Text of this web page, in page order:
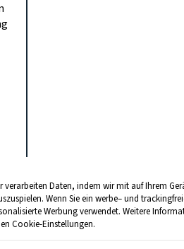
benötigen, finden Sie
die schönsten Seiten
einem
Abo-Preis
frei wählen.
SICHERN
verarbeiten Daten, indem wir mit auf Ihrem
Wenn Sie ein werbe– und
Werbung verwendet. Weitere
Cookie-Einstellungen.